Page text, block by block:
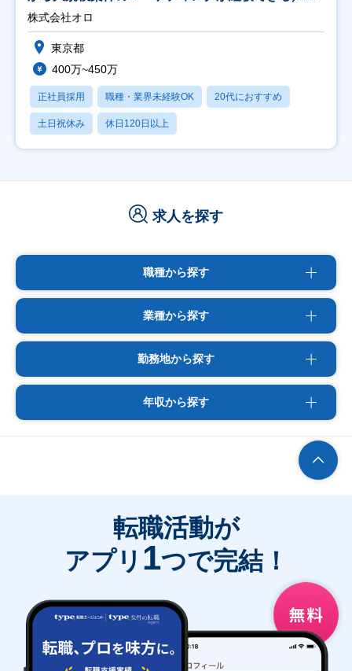
修充実】
株式会社オロ
東京都
400万~450万
正社員採用 職種・業界未経験OK 20代におすすめ
土日祝休み 休日120日以上
求人を探す
職種から探す
業種から探す
勤務地から探す
年収から探す
転職活動が
アプリ 1つで完結！